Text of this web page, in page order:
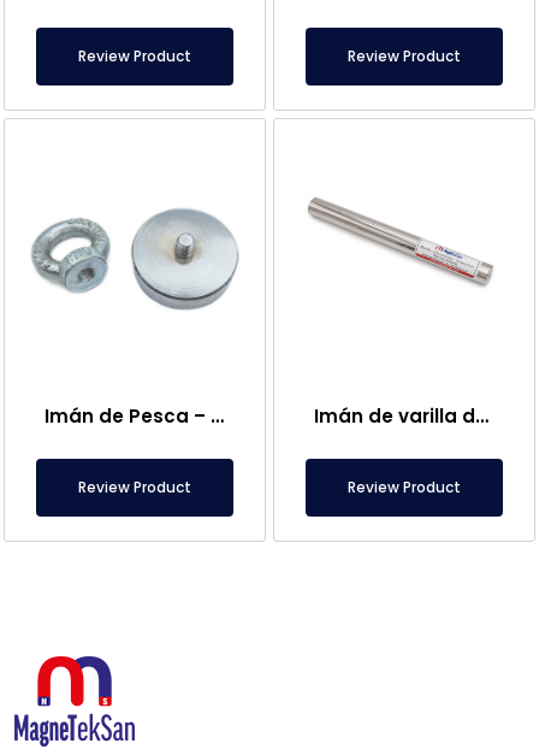
Review Product Review Product
Imán de Pesca – Potente Imán de Rescate Marino
Review Product
Imán de varilla de neodimio de Ø25×250 mm – Conexión hembra M8 en un lado
Review Product